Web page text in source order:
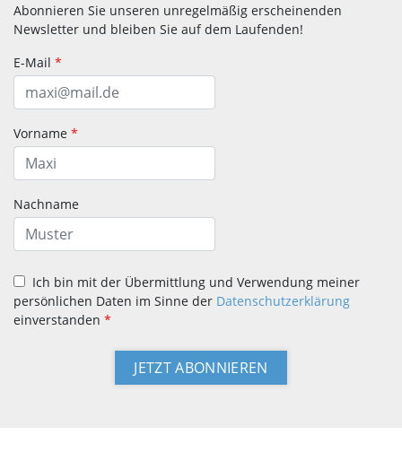
Abonnieren Sie unseren unregelmäßig erscheinenden
Newsletter und bleiben Sie auf dem Laufenden!
E-Mail *
Vorname *
Nachname
Ich bin mit der Übermittlung und Verwendung meiner
persönlichen Daten im Sinne der Datenschutzerklärung
einverstanden *